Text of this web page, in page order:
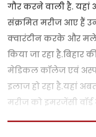
गौर करने वाली है.
संक्रमित मरीज आए हैं
क्वारंटीन करके और
किया जा रहा है.बिहार
मेडिकल कॉलेज एवं
इलाज हो रहा है.यहां
मरीज को इमरजेंसी